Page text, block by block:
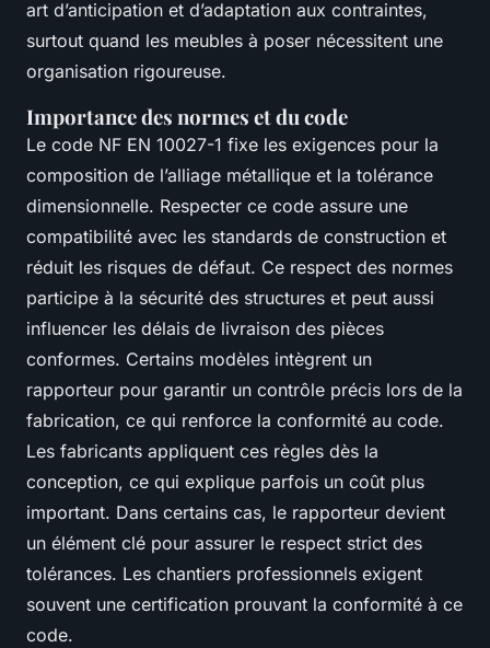
art d’anticipation et d’adaptation aux contraintes,
surtout quand les meubles à poser nécessitent une
organisation rigoureuse.
Importance des normes et du code
Le code NF EN 10027-1 fixe les exigences pour la
composition de l’alliage métallique et la tolérance
dimensionnelle. Respecter ce code assure une
compatibilité avec les standards de construction et
réduit les risques de défaut. Ce respect des normes
participe à la sécurité des structures et peut aussi
influencer les délais de livraison des pièces
conformes. Certains modèles intègrent un
rapporteur pour garantir un contrôle précis lors de la
fabrication, ce qui renforce la conformité au code.
Les fabricants appliquent ces règles dès la
conception, ce qui explique parfois un coût plus
important. Dans certains cas, le rapporteur devient
un élément clé pour assurer le respect strict des
tolérances. Les chantiers professionnels exigent
souvent une certification prouvant la conformité à ce
code.